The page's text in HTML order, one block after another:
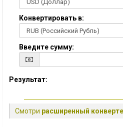
Конвертировать в:
Введите сумму:
Результат:
Смотри расширенный